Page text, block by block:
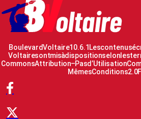
Boulevard Voltaire 10.6.1 Les contenus
Voltaire sont mis à disposition selon les
Commons Attribution – Pas d’Utilisation
Mêmes Conditions 2.0